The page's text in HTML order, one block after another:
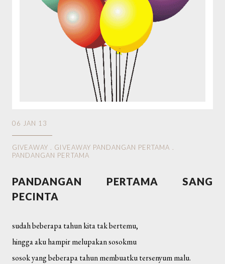
06 JAN 13
GIVEAWAY . GIVEAWAY PANDANGAN PERTAMA .
PANDANGAN PERTAMA
PANDANGAN PERTAMA SANG
PECINTA
sudah beberapa tahun kita tak bertemu,
hingga aku hampir melupakan sosokmu
sosok yang beberapa tahun membuatku tersenyum malu.